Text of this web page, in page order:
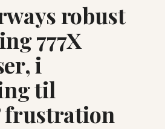
robust
777X
i
til
frustration